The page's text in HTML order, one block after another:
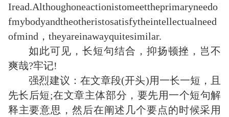
Iread.Althoughoneactionistomeettheprimaryneedo
fmybodyandtheotheristosatisfytheintellectualneed
ofmind，theyareinawayquitesimilar.
如此可见，长短句结合，抑扬顿挫，岂不
爽哉?牢记!
强烈建议：在文章段(开头)用一长一短，且
先长后短;在文章主体部分，要先用一个短句解
释主要意思，然后在阐述几个要点的时候采用